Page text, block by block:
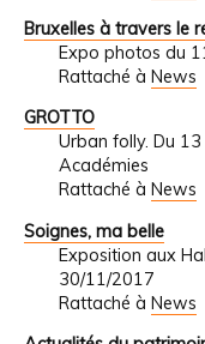
Bruxelles à travers le
Expo photos du
Rattaché à News
GROTTO
Urban folly. Du
Académies
Rattaché à News
Soignes, ma belle
Exposition aux
30/11/2017
Rattaché à News